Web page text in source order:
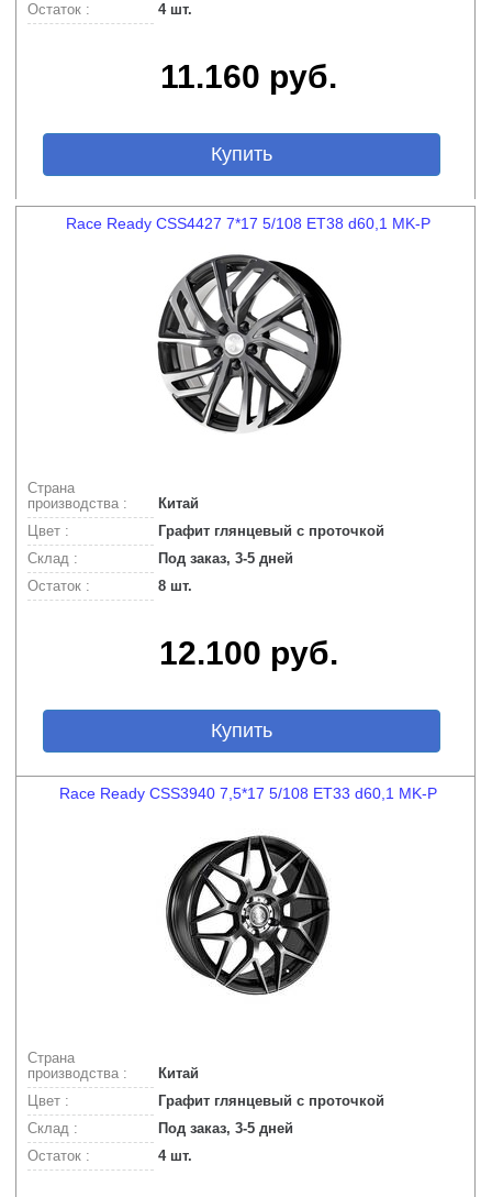
Остаток :
4 шт.
11.160 руб.
Купить
Race Ready CSS4427 7*17 5/108 ET38 d60,1 MK-P
Страна
производства :
Китай
Цвет :
Графит глянцевый с проточкой
Склад :
Под заказ, 3-5 дней
Остаток :
8 шт.
12.100 руб.
Купить
Race Ready CSS3940 7,5*17 5/108 ET33 d60,1 MK-P
Страна
производства :
Китай
Цвет :
Графит глянцевый с проточкой
Склад :
Под заказ, 3-5 дней
Остаток :
4 шт.